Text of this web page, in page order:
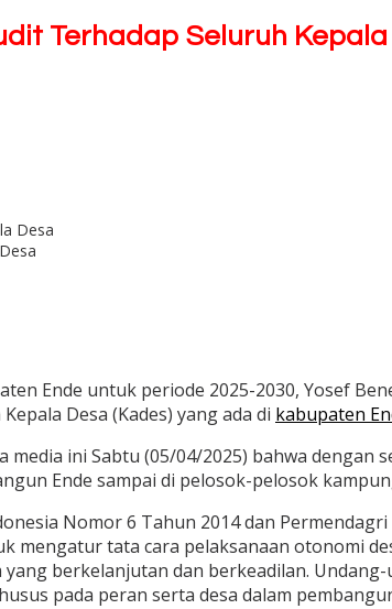
Terhadap Seluruh Kepala
Ende untuk periode 2025-2030, Yosef
Desa (Kades) yang ada di kabupaten
media ini Sabtu (05/04/2025) bahwa
Ende sampai di pelosok-pelosok
Nomor 6 Tahun 2014 dan
mengatur tata cara pelaksanaan otonomi
berkelanjutan dan berkeadilan.
pada peran serta desa dalam